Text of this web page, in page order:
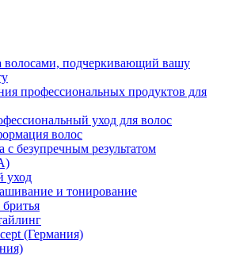
волосами, подчеркивающий вашу
профессиональных продуктов для
уход для волос
волос
с безупречным результатом
уход
и тонирование
бритья
(Германия)